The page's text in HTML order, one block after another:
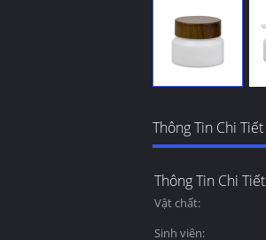
Thông Tin Chi Tiết
Thông Tin Chi Tiết
Vật chất:
Sinh viên: